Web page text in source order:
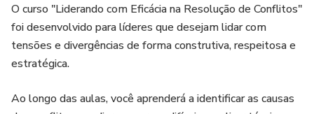
O curso "Liderando com Eficácia na Resolução de Conflitos"
foi desenvolvido para líderes que desejam lidar com
tensões e divergências de forma construtiva, respeitosa e
estratégica.
Ao longo das aulas, você aprenderá a identificar as causas